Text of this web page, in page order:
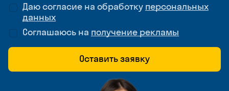
Даю согласие на обработку персональных
данных
Соглашаюсь на получение рекламы
Оставить заявку